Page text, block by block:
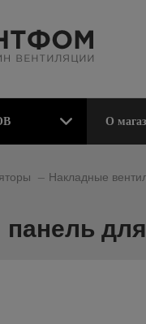
О
Накладные